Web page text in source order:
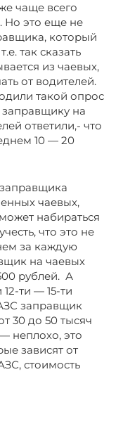
чаще всего
Но это еще не
который
так сказать
из чаевых,
от водителей.
такой опрос
заправщику на
ответили,- что
10 — 20
чаевых,
набираться
что это не
за каждую
на чаевых
рублей. А
ти — 15-ти
заправщик
30 до 50 тысяч
неплохо, это
зависят от
стоимость